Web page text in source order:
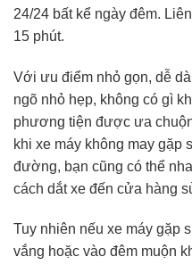
24/24 bất kể ngày đêm.
15 phút.
Với ưu điểm nhỏ gọn, dễ
ngõ nhỏ hẹp, không có gì
phương tiện được ưa
khi xe máy không may gặp
đường, bạn cũng có thể
cách dắt xe đến cửa hàng
Tuy nhiên nếu xe máy gặp
vắng hoặc vào đêm muộn